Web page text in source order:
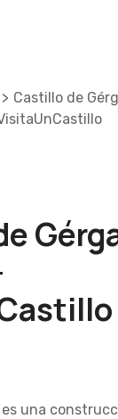
> Castillo de
es una